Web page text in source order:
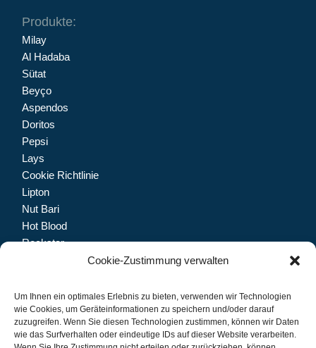
Cookie-Zustimmung verwalten
Um Ihnen ein optimales Erlebnis zu bieten, verwenden wir Technologien
wie Cookies, um Geräteinformationen zu speichern und/oder darauf
zuzugreifen. Wenn Sie diesen Technologien zustimmen, können wir Daten
wie das Surfverhalten oder eindeutige IDs auf dieser Website verarbeiten.
Produkte:
Milay
Al Hadaba
Sütat
Beyço
Aspendos
Doritos
Pepsi
Lays
Cookie Richtlinie
Lipton
Nut Bari
Hot Blood
Rockstar
Meryem Hanım